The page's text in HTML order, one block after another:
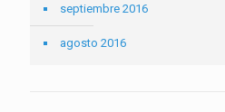
septiembre 2016
agosto 2016